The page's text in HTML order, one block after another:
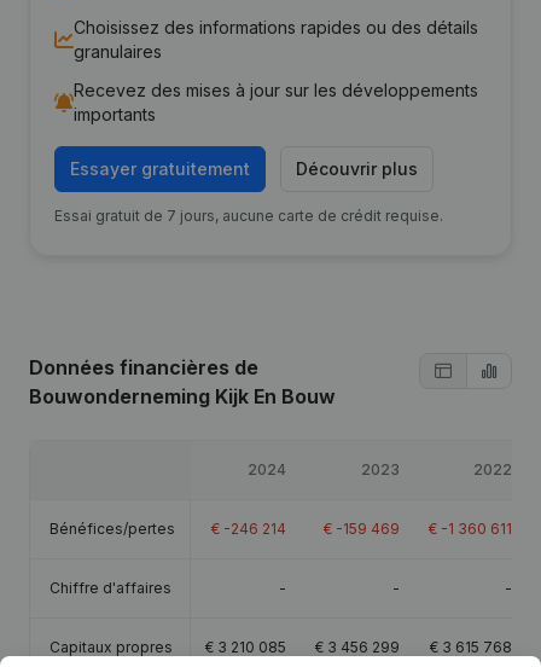
Choisissez des informations rapides ou des détails
granulaires
Recevez des mises à jour sur les développements
importants
Essayer gratuitement Découvrir plus
Essai gratuit de 7 jours, aucune carte de crédit requise.
Données financières de
Bouwonderneming Kijk En Bouw
2024 2023 2022
Bénéfices/pertes € -246 214 € -159 469 € -1 360 611
Chiffre d'affaires - - -
Capitaux propres € 3 210 085 € 3 456 299 € 3 615 768